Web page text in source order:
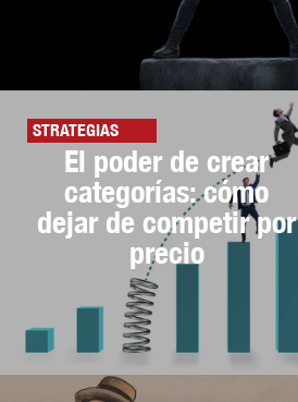
STRATEGIAS
El poder de crear
categorías: cómo
dejar de competir por
precio